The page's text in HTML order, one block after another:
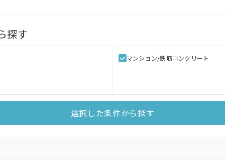
探す
マンション/鉄筋コンクリート
選択した条件から探す